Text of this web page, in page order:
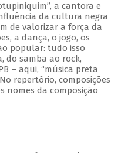
a cantora e
da cultura negra
de valorizar a força da
a dança, o jogo, os
popular: tudo isso
do samba ao rock,
– aqui, “música preta
repertório, composições
nomes da composição